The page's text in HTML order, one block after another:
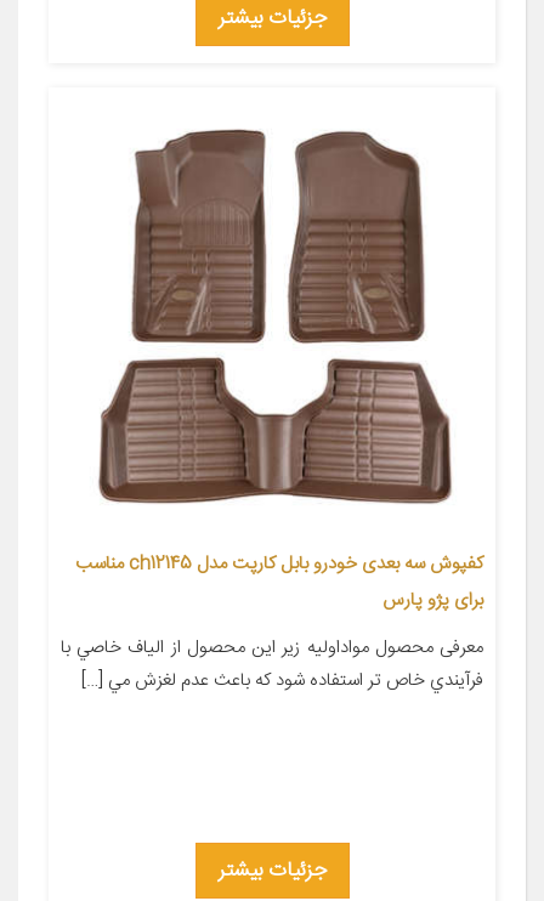
جزئیات بیشتر
کفپوش سه بعدی خودرو بابل کارپت مدل ch12145 مناسب
برای پژو پارس
معرفی محصول مواداوليه زير اين محصول از الياف خاصي با
فرآيندي خاص تر استفاده شود كه باعث عدم لغزش مي […]
جزئیات بیشتر